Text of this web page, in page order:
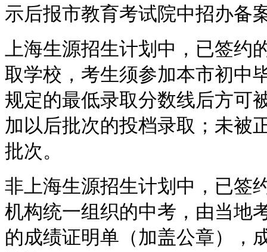
示后报市教育考试院中招办备
上海生源招生计划中，已签约
取学校，考生须参加本市初中
规定的最低录取分数线后方可
加以后批次的投档录取；未被
批次。
非上海生源招生计划中，已签
机构统一组织的中考，由当地
的成绩证明单（加盖公章），